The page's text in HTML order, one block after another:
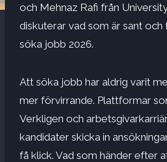
och Mehnaz Rafi från
diskuterar vad som är sant
söka jobb 2026.
Att söka jobb har aldrig varit
mer förvirrande. Plattformar
Verkligen och
kandidater skicka in
få klick. Vad som händer efter